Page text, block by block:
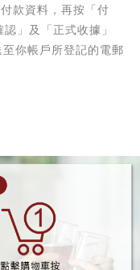
款資料，再按「付
」及「正式收據」
你帳戶所登記的電郵